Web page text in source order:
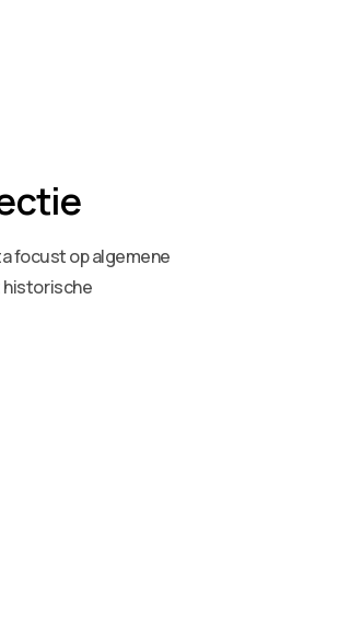
focust op algemene
historische